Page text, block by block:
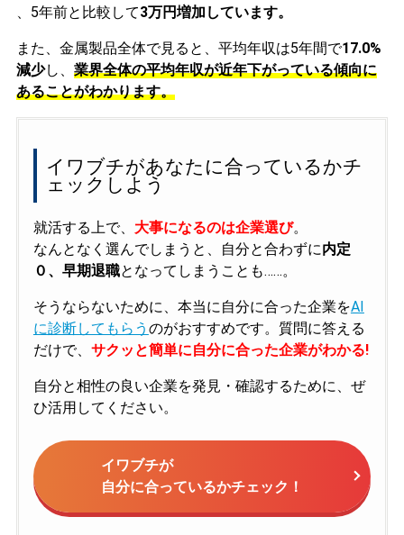
、5年前と比較して3万円増加しています。
また、金属製品全体で見ると、平均年収は5年間で17.0%
減少し、 業界全体の平均年収が近年下がっている傾向に
あることがわかります。
イワブチがあなたに合っているかチ
ェックしよう
就活する上で、 大事になるのは企業選び。
なんとなく選んでしまうと、自分と合わずに内定
０、早期退職となってしまうことも……。
そうならないために、本当に自分に合った企業をAI
に診断してもらう のがおすすめです。質問に答える
だけで、 サクッと簡単に自分に合った企業がわかる!
自分と相性の良い企業を発見・確認するために、ぜ
ひ活用してください。
イワブチが
自分に合っているかチェック！